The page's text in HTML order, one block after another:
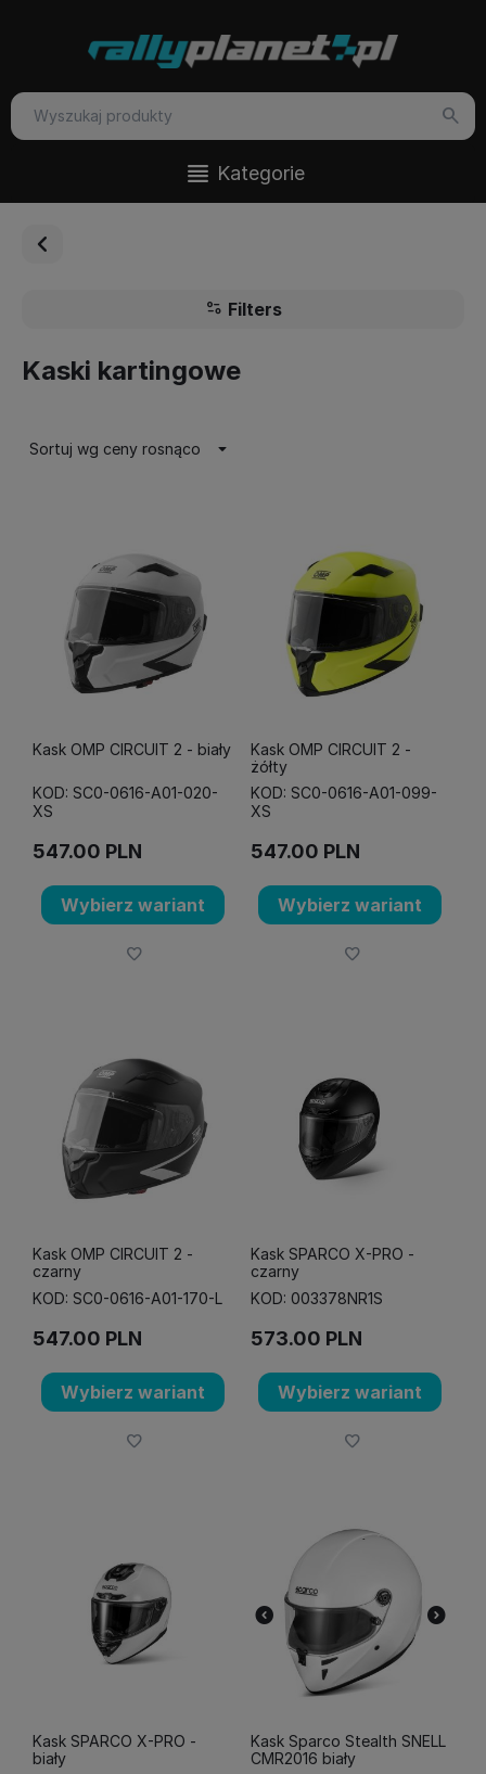
Kategorie
Filters
Kaski kartingowe
Sortuj wg ceny rosnąco
Kask OMP CIRCUIT 2 - biały
KOD: SC0-0616-A01-020-
XS
547.00 PLN
Wybierz wariant
Kask OMP CIRCUIT 2 -
żółty
KOD: SC0-0616-A01-099-
XS
547.00 PLN
Wybierz wariant
Kask OMP CIRCUIT 2 -
czarny
KOD: SC0-0616-A01-170-L
547.00 PLN
Wybierz wariant
Kask SPARCO X-PRO -
czarny
KOD: 003378NR1S
573.00 PLN
Wybierz wariant
Kask SPARCO X-PRO -
biały
Kask Sparco Stealth SNELL
CMR2016 biały